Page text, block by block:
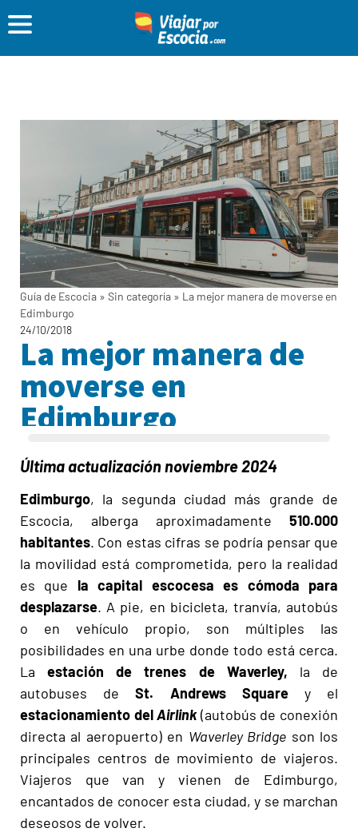
Guía de Escocia » Sin categoría » La mejor manera de moverse en
Edimburgo
24/10/2018
La mejor manera de
moverse en
Edimburgo
Última actualización noviembre 2024
Edimburgo, la segunda ciudad más grande de
Escocia, alberga aproximadamente 510.000
habitantes. Con estas cifras se podría pensar que
la movilidad está comprometida, pero la realidad
es que la capital escocesa es cómoda para
desplazarse. A pie, en bicicleta, tranvía, autobús
o en vehículo propio, son múltiples las
posibilidades en una urbe donde todo está cerca.
Laestación de trenes de Waverley, la de
autobuses deSt. Andrews Squarey el
estacionamiento delAirlink(autobús de conexión
directa al aeropuerto) en Waverley Bridge son los
principales centros de movimiento de viajeros.
Viajeros que van y vienen de Edimburgo,
encantados de conocer esta ciudad, y se marchan
deseosos de volver.